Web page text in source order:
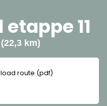
11
km)
route (pdf)